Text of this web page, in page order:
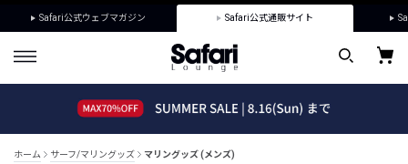
Safari公式ウェブマガジン Safari公式通販サイト
ホーム サーフ/マリングッズ マリングッズ (メンズ)